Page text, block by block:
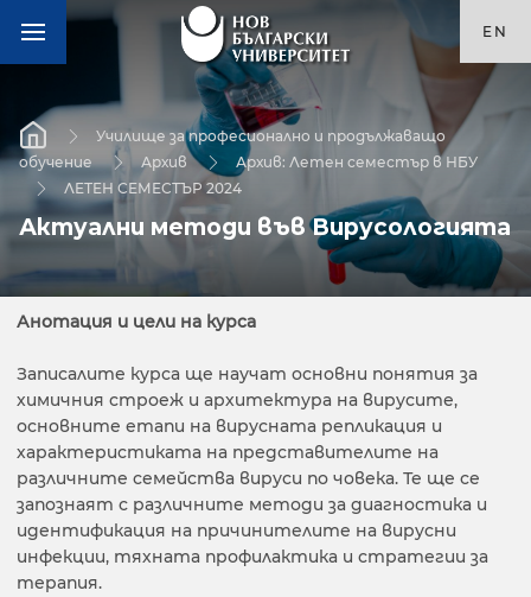
EN
Училище за професионално и продължаващо
обучение
Архив
Архив: Летен семестър в НБУ
ЛЕТЕН СЕМЕСТЪР 2024
Актуални методи във Вирусологията
Анотация и цели на курса
Записалите курса ще научат основни понятия за
химичния строеж и архитектура на вирусите,
основните етапи на вирусната репликация и
характеристиката на представителите на
различните семейства вируси по човека. Те ще се
запознаят с различните методи за диагностика и
идентификация на причинителите на вирусни
инфекции, тяхната профилактика и стратегии за
терапия.